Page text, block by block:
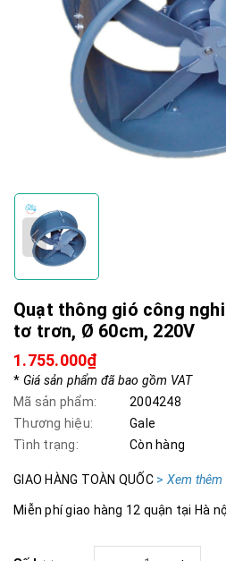
Quạt thông gió công
tơ trơn, Ø 60cm, 220V
1.755.000₫
* Giá sản phẩm đã bao gồm VAT
Mã sản phẩm:
2004248
Thương hiệu:
Gale
Tình trạng:
Còn hàng
GIAO HÀNG TOÀN QUỐC > Xem thêm
Miễn phí giao hàng 12 quận tại Hà